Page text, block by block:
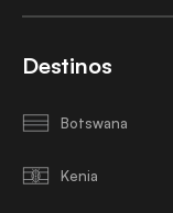
Destinos
Botswana
Kenia